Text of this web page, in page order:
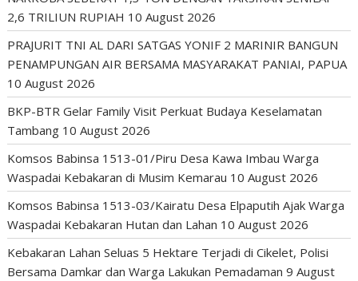
2,6 TRILIUN RUPIAH 10 August 2026
PRAJURIT TNI AL DARI SATGAS YONIF 2 MARINIR BANGUN
PENAMPUNGAN AIR BERSAMA MASYARAKAT PANIAI, PAPUA
10 August 2026
BKP-BTR Gelar Family Visit Perkuat Budaya Keselamatan
Tambang 10 August 2026
Komsos Babinsa 1513-01/Piru Desa Kawa Imbau Warga
Waspadai Kebakaran di Musim Kemarau 10 August 2026
Komsos Babinsa 1513-03/Kairatu Desa Elpaputih Ajak Warga
Waspadai Kebakaran Hutan dan Lahan 10 August 2026
Kebakaran Lahan Seluas 5 Hektare Terjadi di Cikelet, Polisi
Bersama Damkar dan Warga Lakukan Pemadaman 9 August